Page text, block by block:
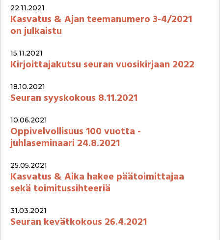
22.11.2021
Kasvatus & Ajan teemanumero 3-4/2021
on julkaistu
15.11.2021
Kirjoittajakutsu seuran vuosikirjaan 2022
18.10.2021
Seuran syyskokous 8.11.2021
10.06.2021
Oppivelvollisuus 100 vuotta -
juhlaseminaari 24.8.2021
25.05.2021
Kasvatus & Aika hakee päätoimittajaa
sekä toimitussihteeriä
31.03.2021
Seuran kevätkokous 26.4.2021